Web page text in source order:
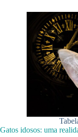
Gatos idosos: uma